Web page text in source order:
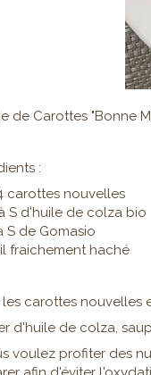
de Carottes "Bonne
:
carottes nouvelles
S d'huile de colza bio
S de Gomasio
fraichement haché
les carottes nouvelles
d'huile de colza,
voulez profiter des